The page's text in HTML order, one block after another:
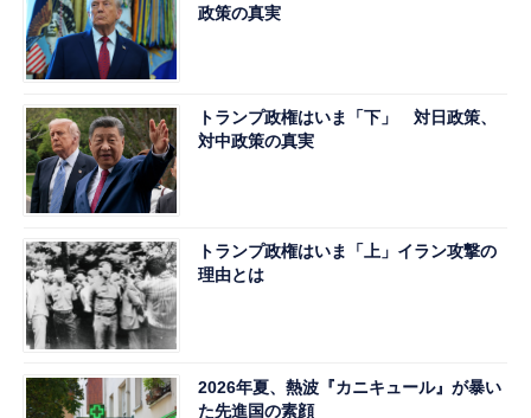
政策の真実
トランプ政権はいま「下」 対日政策、
対中政策の真実
トランプ政権はいま「上」イラン攻撃の
理由とは
2026年夏、熱波『カニキュール』が暴い
た先進国の素顔